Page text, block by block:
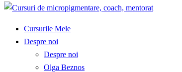
Cursurile Mele
Despre noi
Despre noi
Olga Beznos